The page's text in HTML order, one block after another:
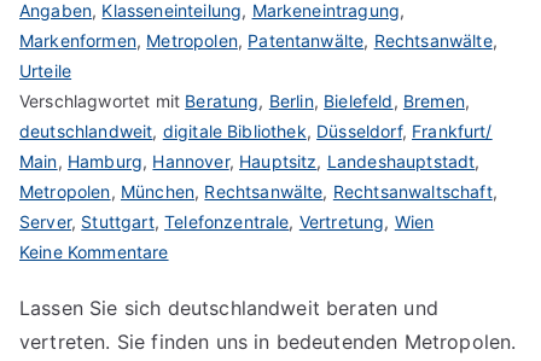
Angaben, Klasseneinteilung, Markeneintragung,
Markenformen, Metropolen, Patentanwälte, Rechtsanwälte,
Urteile
Verschlagwortet mit Beratung, Berlin, Bielefeld, Bremen,
deutschlandweit, digitale Bibliothek, Düsseldorf, Frankfurt/
Main, Hamburg, Hannover, Hauptsitz, Landeshauptstadt,
Metropolen, München, Rechtsanwälte, Rechtsanwaltschaft,
Server, Stuttgart,Telefonzentrale, Vertretung, Wien
Keine Kommentarezu
deutschlandweit
Lassen Sie sich deutschlandweit beraten und
vertreten. Sie finden uns in bedeutenden Metropolen.